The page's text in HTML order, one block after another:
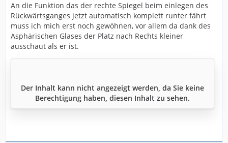
An die Funktion das der rechte Spiegel beim einlegen des
Rückwärtsganges jetzt automatisch komplett runter fährt
muss ich mich erst noch gewöhnen, vor allem da dank des
Asphärischen Glases der Platz nach Rechts kleiner
ausschaut als er ist.
Der Inhalt kann nicht angezeigt werden, da Sie keine
Berechtigung haben, diesen Inhalt zu sehen.